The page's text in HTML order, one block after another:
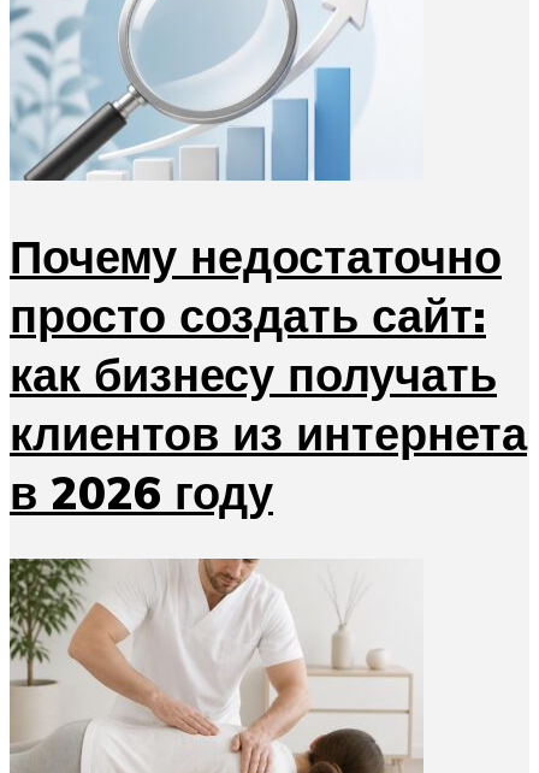
Почему недостаточно
просто создать сайт:
как бизнесу получать
клиентов из интернета
в 2026 году